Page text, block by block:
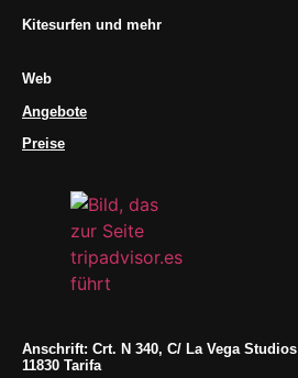
Kitesurfen und mehr
Web
Angebote
Preise
Anschrift: Crt. N 340, C/ La Vega Studios
11830 Tarifa